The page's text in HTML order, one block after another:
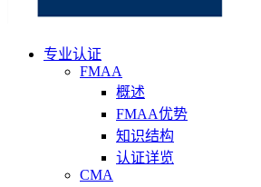
专业认证
FMAA
概述
FMAA优势
知识结构
认证详览
CMA